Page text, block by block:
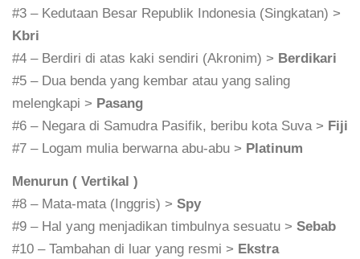
#3 – Kedutaan Besar Republik Indonesia (Singkatan) >
Kbri
#4 – Berdiri di atas kaki sendiri (Akronim) > Berdikari
#5 – Dua benda yang kembar atau yang saling
melengkapi > Pasang
#6 – Negara di Samudra Pasifik, beribu kota Suva > Fiji
#7 – Logam mulia berwarna abu-abu > Platinum
Menurun ( Vertikal )
#8 – Mata-mata (Inggris) > Spy
#9 – Hal yang menjadikan timbulnya sesuatu > Sebab
#10 – Tambahan di luar yang resmi > Ekstra